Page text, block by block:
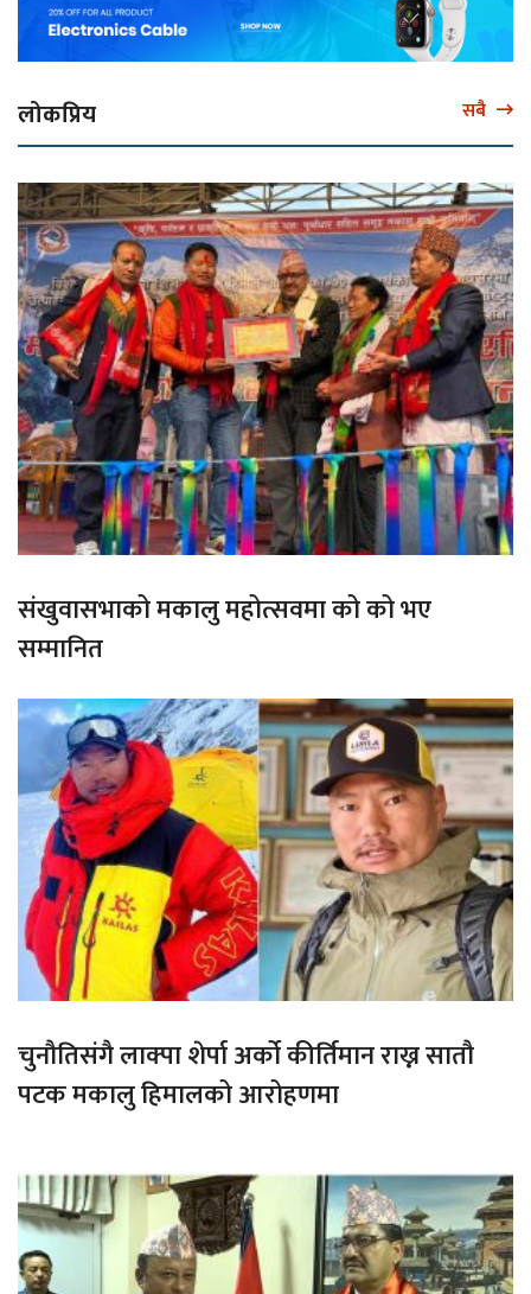
लोकप्रिय सबै
संखुवासभाको मकालु महोत्सवमा को को भए
सम्मानित
चुनौतिसंगै लाक्पा शेर्पा अर्को कीर्तिमान राख्न सातौ
पटक मकालु हिमालको आरोहणमा